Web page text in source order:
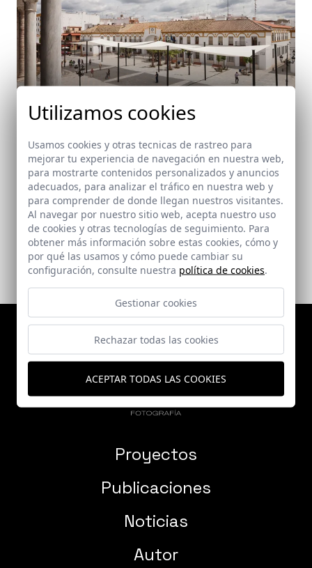
Reurbanización de la Plaza de Andalucía
Palma del Río (Córdoba)
Proyectos
Publicaciones
Noticias
Autor
Utilizamos cookies
Usamos cookies y otras tecnicas de rastreo para
mejorar tu experiencia de navegación en nuestra web,
para mostrarte contenidos personalizados y anuncios
adecuados, para analizar el tráfico en nuestra web y
para comprender de donde llegan nuestros visitantes.
Al navegar por nuestro sitio web, acepta nuestro uso
de cookies y otras tecnologías de seguimiento. Para
obtener más información sobre estas cookies, cómo y
por qué las usamos y cómo puede cambiar su
configuración, consulte nuestra política de cookies.
Gestionar cookies
Rechazar todas las cookies
ACEPTAR TODAS LAS COOKIES